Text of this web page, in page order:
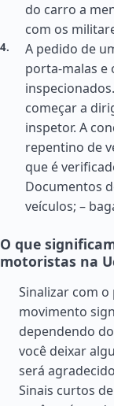
do carro a
com os
A pedido de
porta-malas e
começar a
inspetor. A
repentino de
que é
Documentos
veículos; –
O que
motoristas na
Sinalizar com
movimento
dependendo
você deixar
será
Sinais curtos